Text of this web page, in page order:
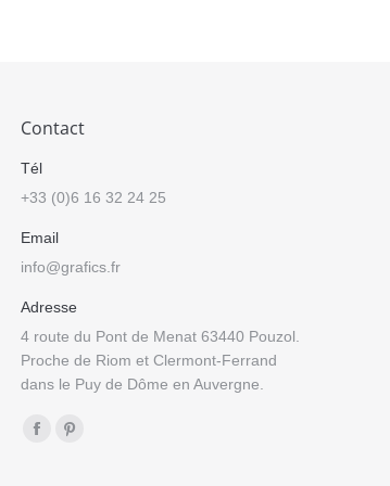
Contact
Tél
+33 (0)6 16 32 24 25
Email
info@grafics.fr
Adresse
4 route du Pont de Menat 63440 Pouzol.
Proche de Riom et Clermont-Ferrand
dans le Puy de Dôme en Auvergne.
Trouvez nous sur :
FacebookPinterest